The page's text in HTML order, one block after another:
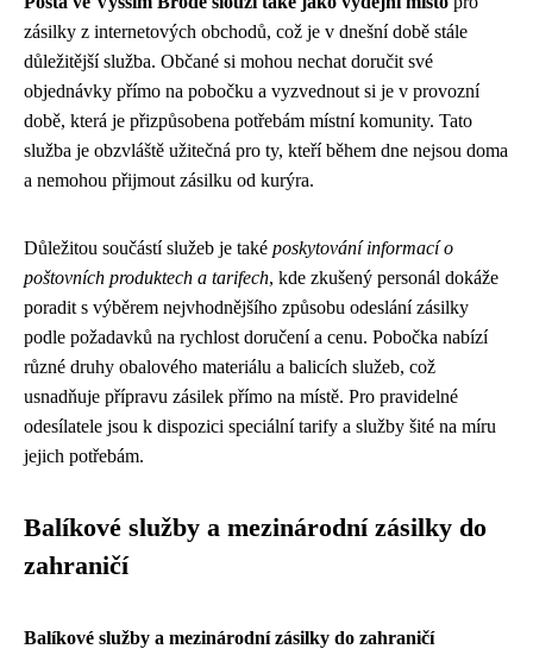
zásilky z internetových obchodů, což je v dnešní době stále
důležitější služba. Občané si mohou nechat doručit své
objednávky přímo na pobočku a vyzvednout si je v provozní
době, která je přizpůsobena potřebám místní komunity. Tato
služba je obzvláště užitečná pro ty, kteří během dne nejsou doma
a nemohou přijmout zásilku od kurýra.
Důležitou součástí služeb je také poskytování informací o
poštovních produktech a tarifech, kde zkušený personál dokáže
poradit s výběrem nejvhodnějšího způsobu odeslání zásilky
podle požadavků na rychlost doručení a cenu. Pobočka nabízí
různé druhy obalového materiálu a balicích služeb, což
usnadňuje přípravu zásilek přímo na místě. Pro pravidelné
odesílatele jsou k dispozici speciální tarify a služby šité na míru
jejich potřebám.
Balíkové služby a mezinárodní zásilky do
zahraničí
Balíkové služby a mezinárodní zásilky do zahraničí